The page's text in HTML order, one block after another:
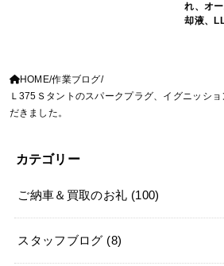
れ、オ
却液、
HOME 作業ブログ
Ｌ375Ｓタントのスパークプラグ、イグニッシ
だきました。
カテゴリー
ご納車＆買取のお礼 (100)
スタッフブログ (8)